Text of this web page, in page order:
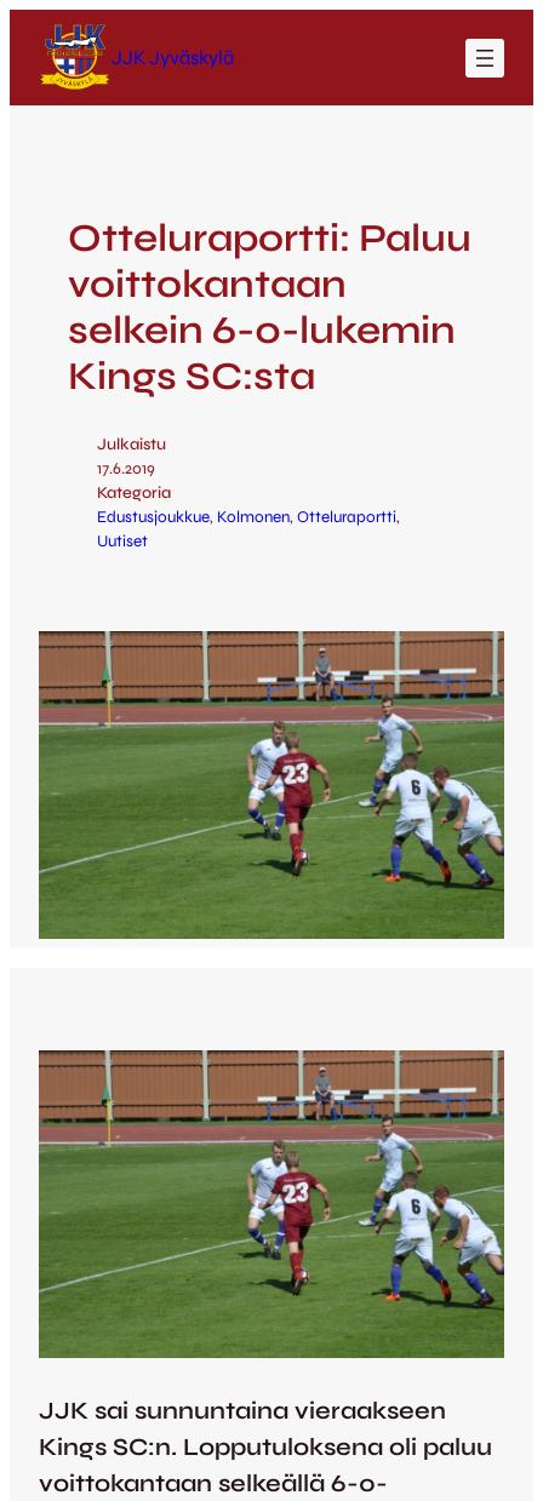
JJK Jyväskylä
Otteluraportti: Paluu
voittokantaan
selkein 6-0-lukemin
Kings SC:sta
Julkaistu
17.6.2019
Kategoria
Edustusjoukkue, Kolmonen, Otteluraportti
Uutiset
JJK sai sunnuntaina vieraakseen
Kings SC:n. Lopputuloksena oli paluu
voittokantaan selkeällä 6-0-